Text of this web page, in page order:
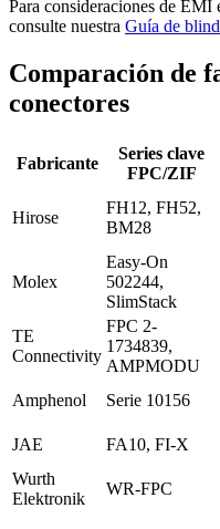
Para consideraciones de EMI
consulte nuestra Guía de
Comparación de
conectores
Fabricante
Series clave
FPC/ZIF
Hirose
FH12, FH52,
BM28
Molex
Easy-On
502244,
SlimStack
TE
Connectivity
FPC 2-
1734839,
AMPMODU
Amphenol Serie 10156
JAE
FA10, FI-X
Wurth
Elektronik
WR-FPC